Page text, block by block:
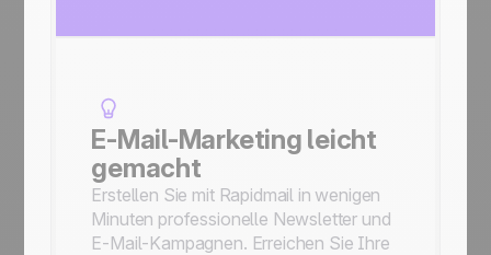
E-Mail-Marketing leicht
gemacht
Erstellen Sie mit Rapidmail in wenigen
Minuten professionelle Newsletter und
E-Mail-Kampagnen. Erreichen Sie Ihre